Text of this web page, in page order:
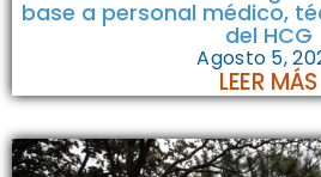
base a personal médico,
del HCG
Agosto 5,
LEER MÁS